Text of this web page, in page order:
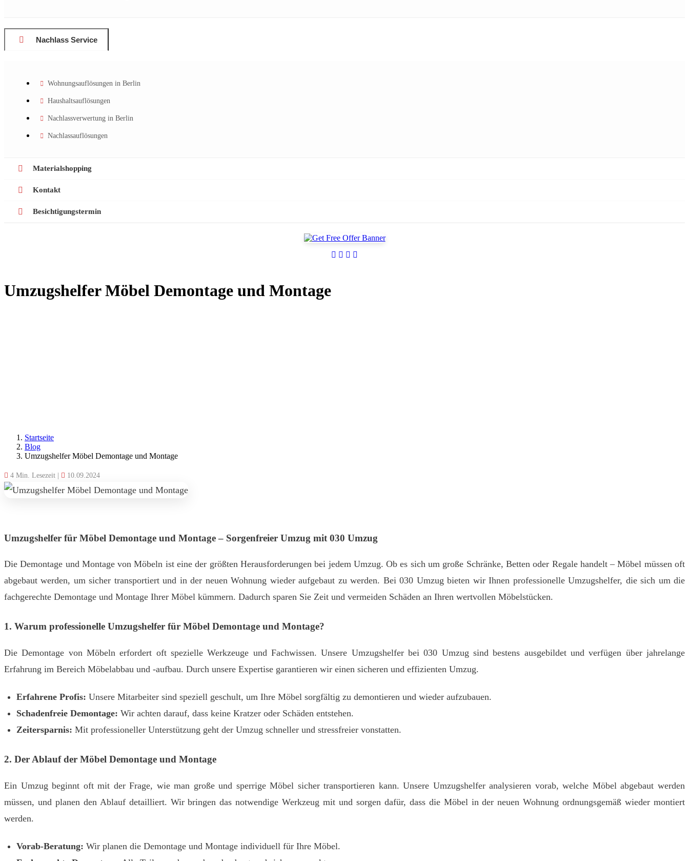
Nachlass Service
Wohnungsauflösungen in Berlin
Haushaltsauflösungen
Nachlassverwertung in Berlin
Nachlassauflösungen
Materialshopping
Kontakt
Besichtigungstermin
Umzugshelfer Möbel Demontage und Montage
Startseite
Blog
Umzugshelfer Möbel Demontage und Montage
4 Min. Lesezeit | 10.09.2024
Umzugshelfer für Möbel Demontage und Montage – Sorgenfreier Umzug mit 030 Umzug
Die Demontage und Montage von Möbeln ist eine der größten Herausforderungen bei jedem Umzug. Ob es sich um große Schränke, Betten oder Regale handelt – Möbel müssen oft
abgebaut werden, um sicher transportiert und in der neuen Wohnung wieder aufgebaut zu werden. Bei 030 Umzug bieten wir Ihnen professionelle Umzugshelfer, die sich um die
fachgerechte Demontage und Montage Ihrer Möbel kümmern. Dadurch sparen Sie Zeit und vermeiden Schäden an Ihren wertvollen Möbelstücken.
1. Warum professionelle Umzugshelfer für Möbel Demontage und Montage?
Die Demontage von Möbeln erfordert oft spezielle Werkzeuge und Fachwissen. Unsere Umzugshelfer bei 030 Umzug sind bestens ausgebildet und verfügen über jahrelange
Erfahrung im Bereich Möbelabbau und -aufbau. Durch unsere Expertise garantieren wir einen sicheren und effizienten Umzug.
Erfahrene Profis: Unsere Mitarbeiter sind speziell geschult, um Ihre Möbel sorgfältig zu demontieren und wieder aufzubauen.
Schadenfreie Demontage: Wir achten darauf, dass keine Kratzer oder Schäden entstehen.
Zeitersparnis: Mit professioneller Unterstützung geht der Umzug schneller und stressfreier vonstatten.
2. Der Ablauf der Möbel Demontage und Montage
Ein Umzug beginnt oft mit der Frage, wie man große und sperrige Möbel sicher transportieren kann. Unsere Umzugshelfer analysieren vorab, welche Möbel abgebaut werden
müssen, und planen den Ablauf detailliert. Wir bringen das notwendige Werkzeug mit und sorgen dafür, dass die Möbel in der neuen Wohnung ordnungsgemäß wieder montiert
werden.
Vorab-Beratung: Wir planen die Demontage und Montage individuell für Ihre Möbel.